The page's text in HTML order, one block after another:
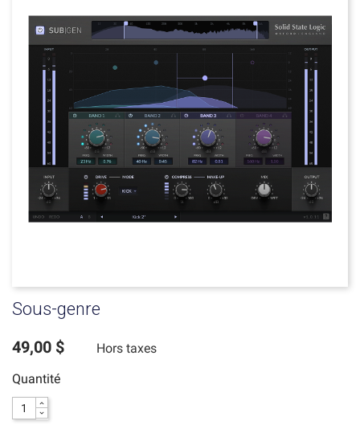
Sous-genre
49,00 $
Hors taxes
Quantité